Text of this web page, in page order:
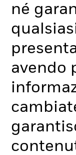
né
avendo